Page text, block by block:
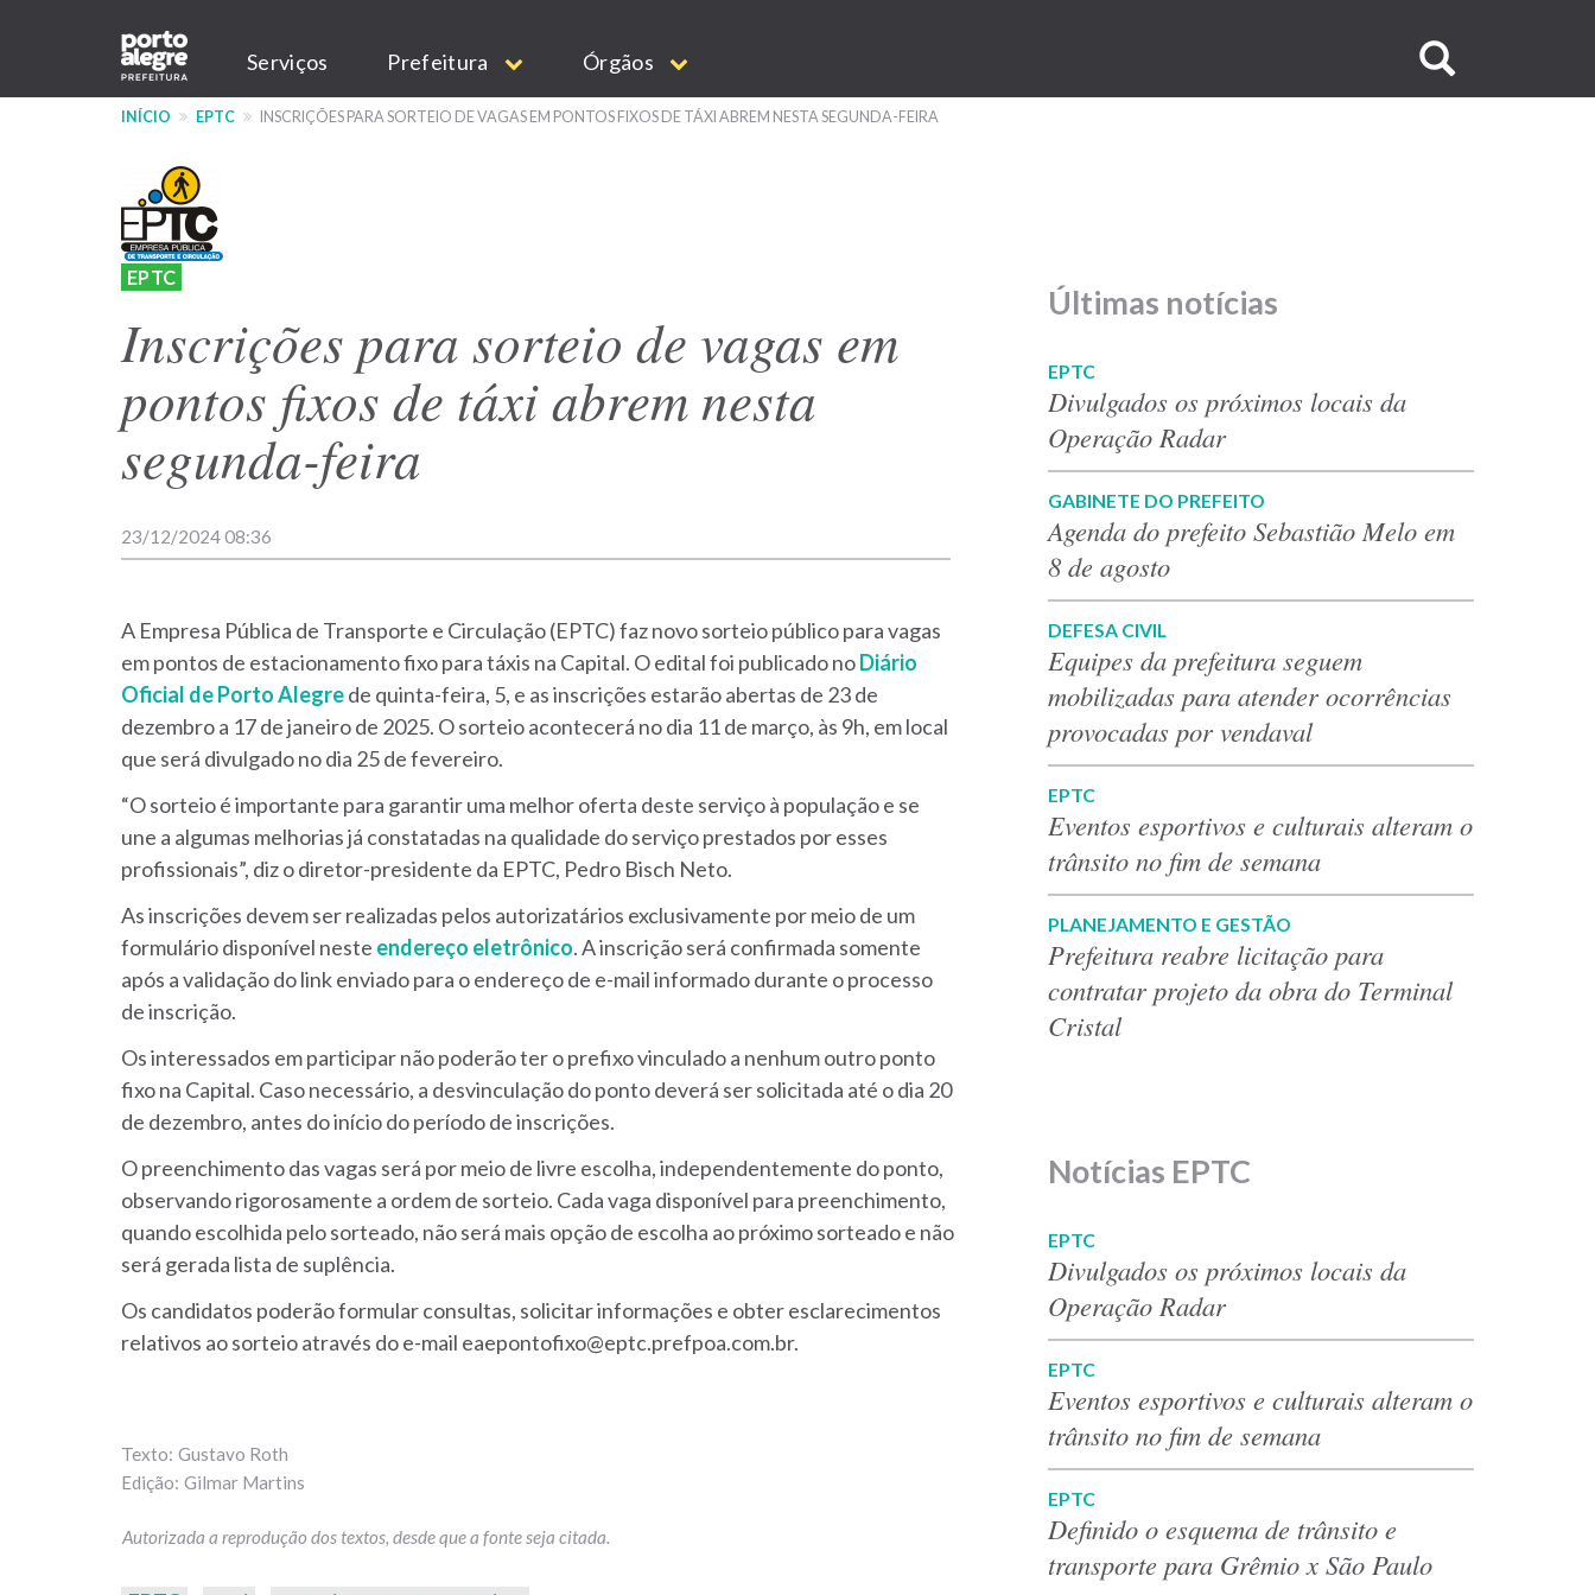
conteúdo
Main
navigation
Serviços Prefeitura Órgãos
no
INÍCIO EPTC INSCRIÇÕES PARA SORTEIO DE VAGAS EM PONTOS FIXOS DE TÁXI ABREM NESTA SEGUNDA-FEIRA
EPTC
Inscrições para sorteio de vagas em
pontos fixos de táxi abrem nesta
segunda-feira
23/12/2024 08:36
A Empresa Pública de Transporte e Circulação (EPTC) faz novo sorteio público para vagas
em pontos de estacionamento fixo para táxis na Capital. O edital foi publicado noDiário
Oficial de Porto Alegrede quinta-feira, 5, e as inscrições estarão abertas de 23 de
dezembro a 17 de janeiro de 2025. O sorteio acontecerá no dia 11 de março, às 9h, em local
que será divulgado no dia 25 de fevereiro.
“O sorteio é importante para garantir uma melhor oferta deste serviço à população e se
une a algumas melhorias já constatadas na qualidade do serviço prestados por esses
profissionais”, diz o diretor-presidente da EPTC, Pedro Bisch Neto.
As inscrições devem ser realizadas pelos autorizatários exclusivamente por meio de um
formulário disponível neste endereço eletrônico. A inscrição será confirmada somente
após a validação do link enviado para o endereço de e-mail informado durante o processo
de inscrição.
Os interessados em participar não poderão ter o prefixo vinculado a nenhum outro ponto
fixo na Capital. Caso necessário, a desvinculação do ponto deverá ser solicitada até o dia 20
de dezembro, antes do início do período de inscrições.
O preenchimento das vagas será por meio de livre escolha, independentemente do ponto,
observando rigorosamente a ordem de sorteio. Cada vaga disponível para preenchimento,
quando escolhida pelo sorteado, não será mais opção de escolha ao próximo sorteado e não
será gerada lista de suplência.
Os candidatos poderão formular consultas, solicitar informações e obter esclarecimentos
relativos ao sorteio através do e-mail eaepontofixo@eptc.prefpoa.com.br.
Gustavo Roth
Gilmar Martins
Últimas notícias
EPTC
Divulgados os próximos locais da
Operação Radar
GABINETE DO PREFEITO
Agenda do prefeito Sebastião Melo em
8 de agosto
DEFESA CIVIL
Equipes da prefeitura seguem
mobilizadas para atender ocorrências
provocadas por vendaval
EPTC
Eventos esportivos e culturais alteram o
trânsito no fim de semana
PLANEJAMENTO E GESTÃO
Prefeitura reabre licitação para
contratar projeto da obra do Terminal
Cristal
Notícias EPTC
EPTC
Divulgados os próximos locais da
Operação Radar
EPTC
Eventos esportivos e culturais alteram o
trânsito no fim de semana
EPTC
Definido o esquema de trânsito e
transporte para Grêmio x São Paulo